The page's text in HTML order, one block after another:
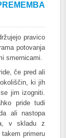
pravico
potovanja
smernicami.
če pred ali
ki jih
jim izogniti.
pride tudi
ali nastopa
v skladu z
primeru